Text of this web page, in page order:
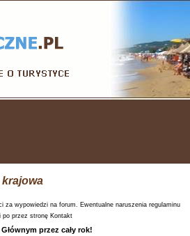
za wypowiedzi na forum. Ewentualne naruszenia regulaminu
po przez stronę Kontakt
przez cały rok!